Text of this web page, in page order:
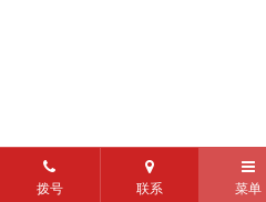
拨号 联系 菜单